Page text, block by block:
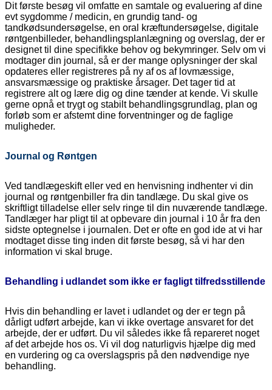
Dit første besøg vil omfatte en samtale og evaluering af dine
evt sygdomme / medicin, en grundig tand- og
tandkødsundersøgelse, en oral kræftundersøgelse, digitale
røntgenbilleder, behandlingsplanlægning og overslag, der er
designet til dine specifikke behov og bekymringer. Selv om vi
modtager din journal, så er der mange oplysninger der skal
opdateres eller registreres på ny af os af lovmæssige,
ansvarsmæssige og praktiske årsager. Det tager tid at
registrere alt og lære dig og dine tænder at kende. Vi skulle
gerne opnå et trygt og stabilt behandlingsgrundlag, plan og
forløb som er afstemt dine forventninger og de faglige
muligheder.
Journal og Røntgen
Ved tandlægeskift eller ved en henvisning indhenter vi din
journal og røntgenbiller fra din tandlæge. Du skal give os
skriftligt tilladelse eller selv ringe til din nuværende tandlæge.
Tandlæger har pligt til at opbevare din journal i 10 år fra den
sidste optegnelse i journalen. Det er ofte en god ide at vi har
modtaget disse ting inden dit første besøg, så vi har den
information vi skal bruge.
Behandling i udlandet som ikke er fagligt tilfredsstillende
Hvis din behandling er lavet i udlandet og der er tegn på
dårligt udført arbejde, kan vi ikke overtage ansvaret for det
arbejde, der er udført. Du vil således ikke få repareret noget
af det arbejde hos os. Vi vil dog naturligvis hjælpe dig med
en vurdering og ca overslagspris på den nødvendige nye
behandling.